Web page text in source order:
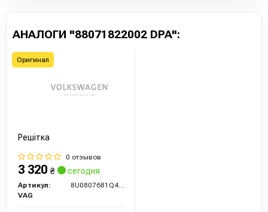
АНАЛОГИ "88071822002 DPA":
Решітка
0 отзывов
3 320 ₴ сегодня
Артикул:
8U0807681Q4U8
VAG
Оригинал